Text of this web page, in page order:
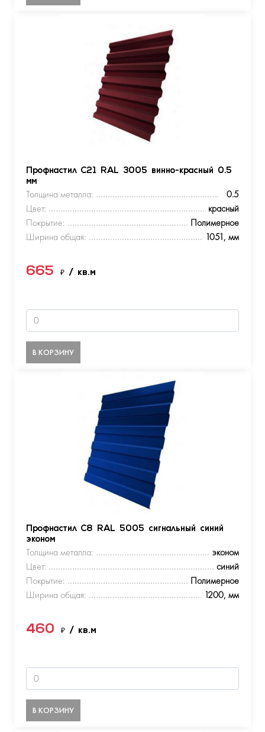
Профнастил С21 RAL 3005 винно-красный 0.5
мм
Толщина металла:
0.5
Цвет:
красный
Покрытие:
Полимерное
Ширина общая:
1051, мм
665 ₽ / кв.м
В КОРЗИНУ
Профнастил С8 RAL 5005 сигнальный синий
эконом
Толщина металла:
эконом
Цвет:
синий
Покрытие:
Полимерное
Ширина общая:
1200, мм
460 ₽ / кв.м
В КОРЗИНУ